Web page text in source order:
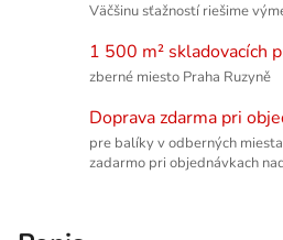
Väčšinu sťažností riešime
1 500 m² skladovacích
zberné miesto Praha Ruzyně
Doprava zdarma pri
pre balíky v odberných
zadarmo pri objednávkach